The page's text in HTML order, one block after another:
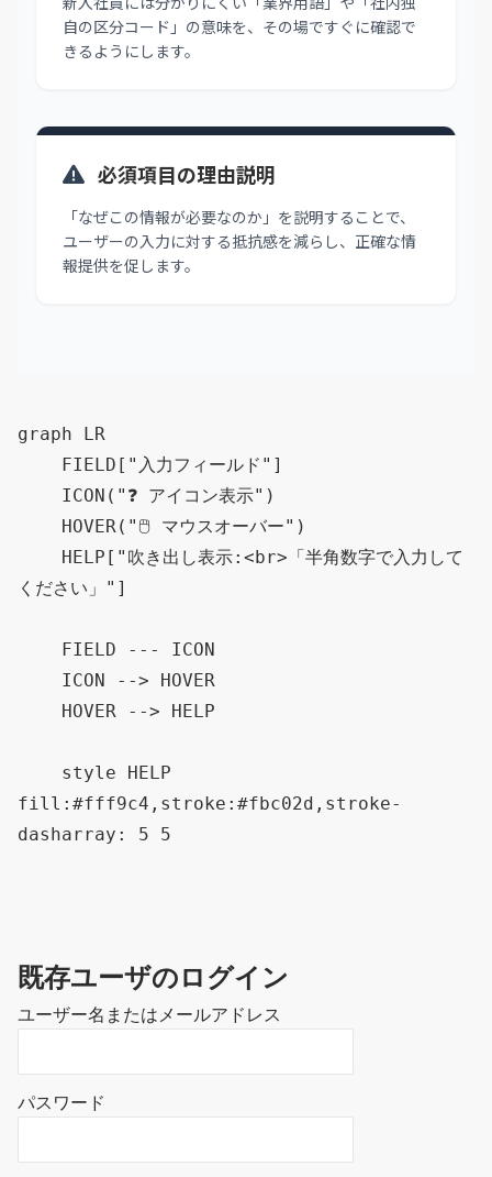
自の区分コード」の意味を、その場ですぐに確認で
きるようにします。
必須項目の理由説明
「なぜこの情報が必要なのか」を説明することで、
ユーザーの入力に対する抵抗感を減らし、正確な情
報提供を促します。
graph LR
ください」"]
fill:#fff9c4,stroke:#fbc02d,stroke-
既存ユーザのログイン
ユーザー名またはメールアドレス
パスワード